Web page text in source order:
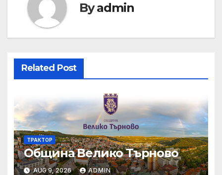
Byadmin
Related Post
ТРАКТОР
Община Велико Търново
AUG 9, 2026 ADMIN